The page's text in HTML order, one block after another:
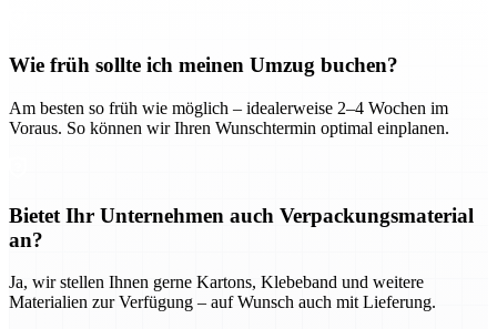
Wie früh sollte ich meinen Umzug buchen?
Am besten so früh wie möglich – idealerweise 2–4 Wochen im
Voraus. So können wir Ihren Wunschtermin optimal einplanen.
Bietet Ihr Unternehmen auch Verpackungsmaterial
an?
Ja, wir stellen Ihnen gerne Kartons, Klebeband und weitere
Materialien zur Verfügung – auf Wunsch auch mit Lieferung.